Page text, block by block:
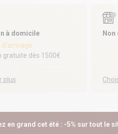
à domicile
d'arrivage
gratuite dès 1500€
plus
en grand cet été : -5% sur tout le